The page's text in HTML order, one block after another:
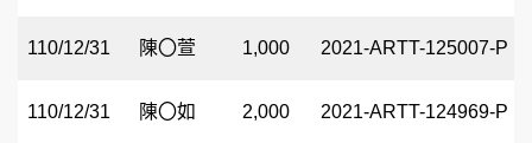
110/12/31 陳〇萱 1,000 2021-ARTT-125007-P
110/12/31 陳〇如 2,000 2021-ARTT-124969-P